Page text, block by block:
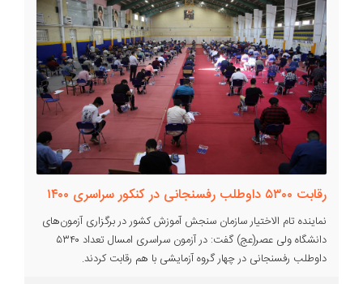
رقابت ۵۳۰۰ داوطلب رفسنجانی در کنکور سراسری ۱۴۰۰
نماینده تام الاختیار سازمان سنجش آموزش کشور در برگزاری آزمون‌های
دانشگاه ولی عصر(عج) گفت: در آزمون سراسری امسال تعداد ۵۳۴۰
داوطلب رفسنجانی در چهار گروه آزمایشی با هم رقابت کردند.